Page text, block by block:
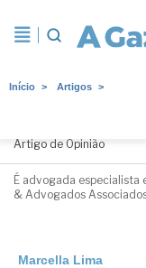
Início Artigos
Artigo de Opinião
É advogada especialista
& Advogados
Marcella Lima